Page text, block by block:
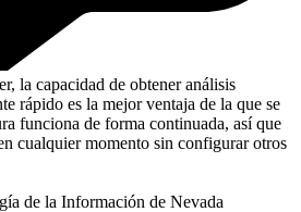
la capacidad de obtener análisis
rápido es la mejor ventaja de la que se
funciona de forma continuada, así que
cualquier momento sin configurar otros
de la Información de Nevada